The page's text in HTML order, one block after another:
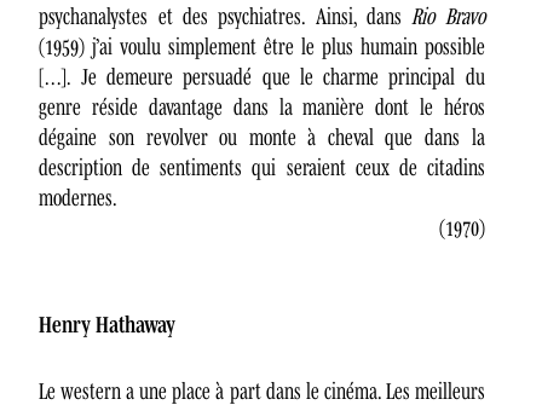
psychanalystes et des psychiatres. Ainsi, dans Rio Bravo
(1959) j’ai voulu simplement être le plus humain possible
[…]. Je demeure persuadé que le charme principal du
genre réside davantage dans la manière dont le héros
dégaine son revolver ou monte à cheval que dans la
description de sentiments qui seraient ceux de citadins
modernes.
(1970)
Henry Hathaway
Le western a une place à part dans le cinéma. Les meilleurs